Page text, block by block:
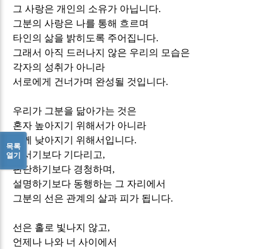
그 사랑은 개인의 소유가 아닙니다.
그분의 사랑은 나를 통해 흐르며
타인의 삶을 밝히도록 주어집니다.
그래서 아직 드러나지 않은 우리의 모습은
각자의 성취가 아니라
서로에게 건너가며 완성될 것입니다.
우리가 그분을 닮아가는 것은
혼자 높아지기 위해서가 아니라
함께 낮아지기 위해서입니다.
앞서기보다 기다리고,
판단하기보다 경청하며 ,
설명하기보다 동행하는 그 자리에서
그분의 선은 관계의 살과 피가 됩니다.
선은 홀로 빛나지 않고,
언제나 나와 너 사이에서
목록
열기